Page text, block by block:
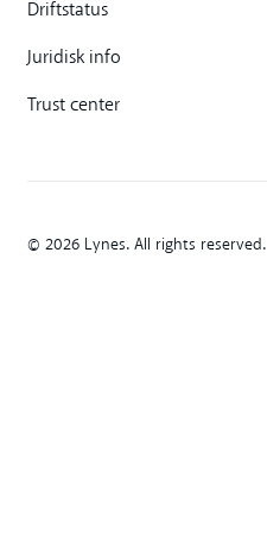
Driftstatus
Juridisk info
Trust center
© 2026 Lynes. All rights reserved.